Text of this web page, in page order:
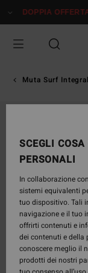
alle
prodotto
DOPPIA OFFERTA
Muta Surf
SCEGLI
PERSONALI
In collaborazione
sistemi equivalenti
tuo dispositivo. Tali
navigazione e il tuo
offrirti contenuti e
dei contenuti e della
conoscere meglio il
prodotti dei nostri